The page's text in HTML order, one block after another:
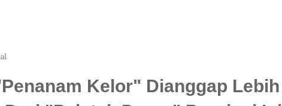
Kelor" Dianggap Lebih